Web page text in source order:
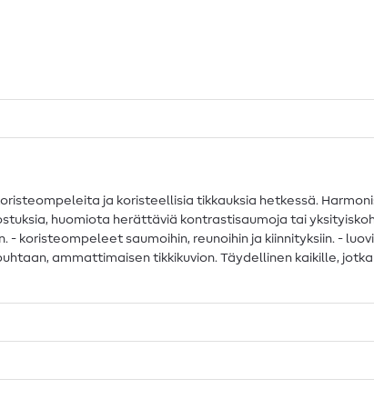
ja koristeellisia tikkauksia hetkessä.
huomiota herättäviä kontrastisaumoja tai
saumoihin, reunoihin ja kiinnityksiin. -
ammattimaisen tikkikuvion. Täydellinen kaikille,